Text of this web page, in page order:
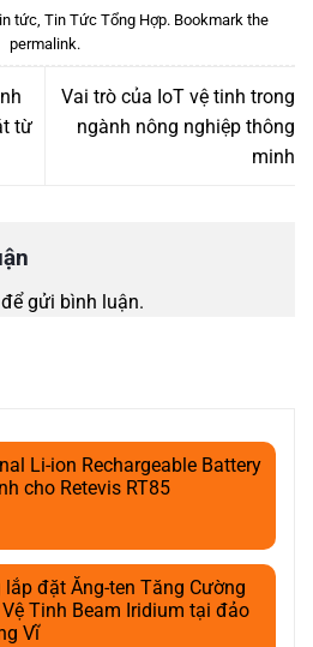
tức Tin Tức Tổng Hợp. Bookmark the
permalink.
từ
Vai trò của IoT vệ tinh trong
ngành nông nghiệp thông
minh
để gửi bình luận.
Li-ion Rechargeable Battery
cho Retevis RT85
đặt Ăng-ten Tăng Cường
Tinh Beam Iridium tại đảo
Vĩ